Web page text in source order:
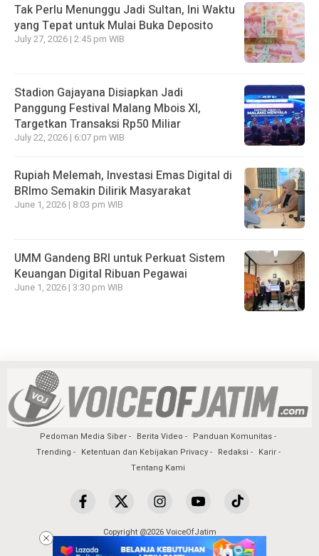
Tak Perlu Menunggu Jadi Sultan, Ini Waktu
yang Tepat untuk Mulai Buka Deposito
July 27, 2026 | 2:45 pm WIB
Stadion Gajayana Disiapkan Jadi
Panggung Festival Malang Mbois XI,
Targetkan Transaksi Rp50 Miliar
July 22, 2026 | 6:07 pm WIB
Rupiah Melemah, Investasi Emas Digital di
BRImo Semakin Dilirik Masyarakat
June 1, 2026 | 8:03 pm WIB
UMM Gandeng BRI untuk Perkuat Sistem
Keuangan Digital Ribuan Pegawai
June 1, 2026 | 3:30 pm WIB
Pedoman Media Siber Berita Video
Panduan Komunitas
Trending
Ketentuan dan Kebijakan Privacy Redaksi
Karir
Tentang Kami
Copyright @2026 VoiceOfJatim
All Rights Reserved